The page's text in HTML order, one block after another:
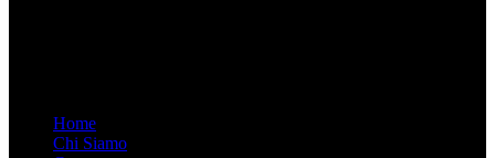
Home
Chi Siamo